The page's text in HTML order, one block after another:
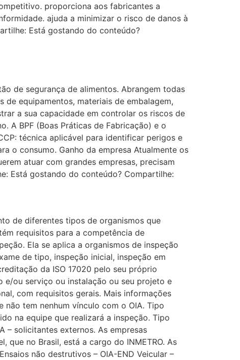
proporciona aos fabricantes a
ajuda a minimizar o risco de danos à
Está gostando do conteúdo?
de segurança de alimentos. Abrangem todas
equipamentos, materiais de embalagem,
a sua capacidade em controlar os riscos de
A BPF (Boas Práticas de Fabricação) e o
técnica aplicável para identificar perigos e
o consumo. Ganho da empresa Atualmente os
atuar com grandes empresas, precisam
Está gostando do conteúdo? Compartilhe:
de diferentes tipos de organismos que
requisitos para a competência de
Ela se aplica a organismos de inspeção
de tipo, inspeção inicial, inspeção em
da ISO 17020 pelo seu próprio
e/ou serviço ou instalação ou seu projeto e
com requisitos gerais. Mais informações
tem nenhum vínculo com o OIA. Tipo
na equipe que realizará a inspeção. Tipo
– solicitantes externos. As empresas
que no Brasil, está a cargo do INMETRO. As
não destrutivos – OIA-END Veicular –